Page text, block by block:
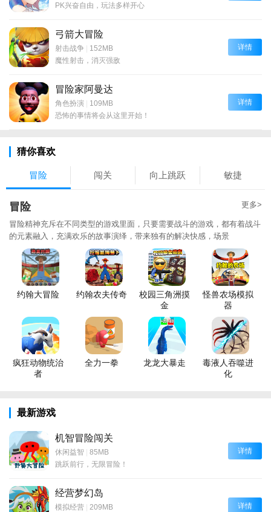
PK兴奋自由，玩法多样开心
弓箭大冒险
射击战争 | 152MB
魔性射击，消灭强敌
详情
冒险家阿曼达
角色扮演 | 109MB
恐怖的事情将会从这里开始！
详情
猜你喜欢
冒险 闯关 向上跳跃 敏捷
冒险 更多>
冒险精神充斥在不同类型的游戏里面，只要需要战斗的游戏，都有着战斗
的元素融入，充满欢乐的故事演绎，带来独有的解决快感，场景
约翰大冒险 约翰农夫传奇
校园三角洲摸
金
怪兽农场模拟
器
疯狂动物统治
者
全力一拳 龙龙大暴走
毒液人吞噬进
化
最新游戏
机智冒险闯关
休闲益智 | 85MB
跳跃前行，无限冒险！
详情
经营梦幻岛
模拟经营 | 209MB
详情